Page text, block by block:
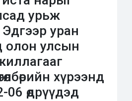
урьж
уран
олон улсын
хүрээнд
06 өдрүүдэд